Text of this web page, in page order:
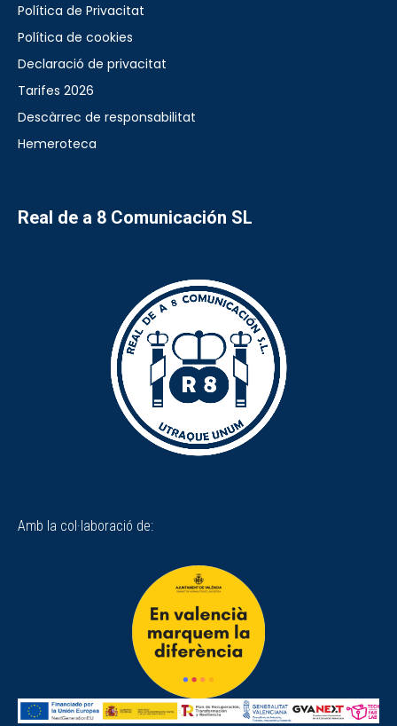
Política de Privacitat
Política de cookies
Declaració de privacitat
Tarifes 2026
Descàrrec de responsabilitat
Hemeroteca
Real de a 8 Comunicación SL
Amb la col·laboració de: